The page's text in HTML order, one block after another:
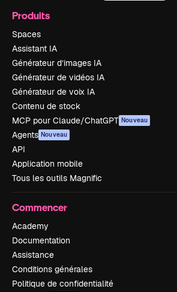
Produits
Spaces
Assistant IA
Générateur d’images IA
Générateur de vidéos IA
Générateur de voix IA
Contenu de stock
MCP pour Claude/ChatGPT Nouveau
Agents Nouveau
API
Application mobile
Tous les outils Magnific
Commencer
Academy
Documentation
Assistance
Conditions générales
Politique de confidentialité